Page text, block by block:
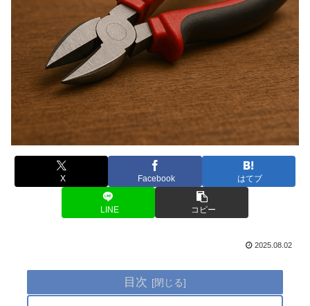
X Facebook はてブ
LINE コピー
2025.08.02
目次